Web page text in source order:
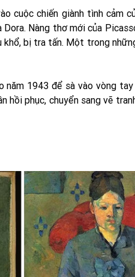
cuộc chiến giành tình cảm
Dora. Nàng thơ mới của
khổ, bị tra tấn. Một trong
năm 1943 để sà vào vòng
hồi phục, chuyển sang vẽ